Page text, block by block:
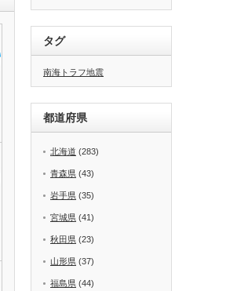
タグ
南海トラフ地震
都道府県
北海道 (283)
青森県 (43)
岩手県 (35)
宮城県 (41)
秋田県 (23)
山形県 (37)
福島県 (44)